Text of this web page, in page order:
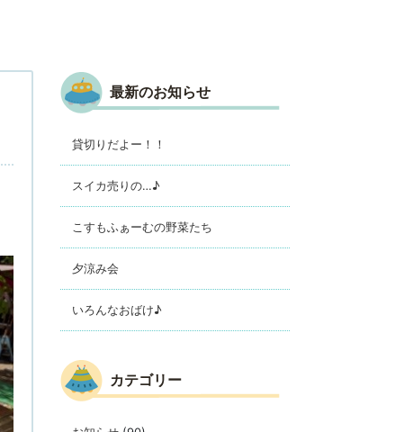
最新のお知らせ
貸切りだよー！！
スイカ売りの…♪
こすもふぁーむの野菜たち
夕涼み会
いろんなおばけ♪
カテゴリー